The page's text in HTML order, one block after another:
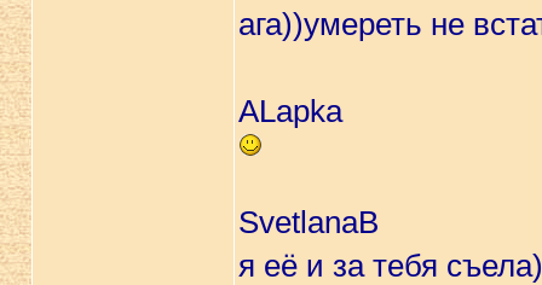
ага))умереть не
ALapka
SvetlanaB
я её и за тебя